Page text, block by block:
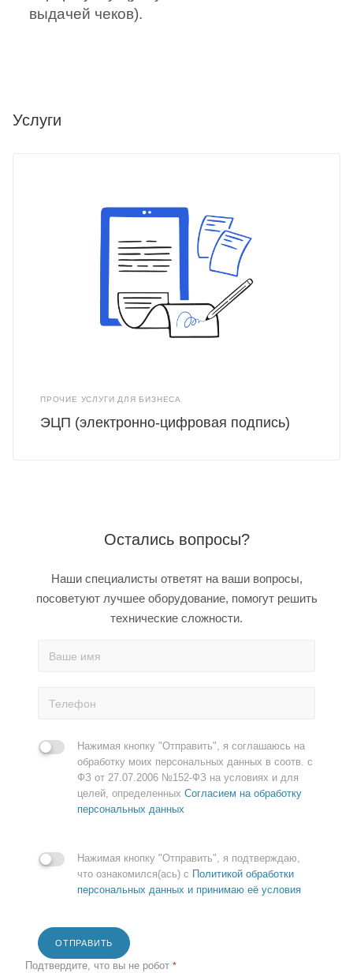
выдачей чеков).
Услуги
ПРОЧИЕ УСЛУГИ ДЛЯ БИЗНЕСА
ЭЦП (электронно-цифровая подпись)
Остались вопросы?
Наши специалисты ответят на ваши вопросы,
посоветуют лучшее оборудование, помогут решить
технические сложности.
Нажимая кнопку "Отправить", я соглашаюсь на
обработку моих персональных данных в соотв. с
ФЗ от 27.07.2006 №152-ФЗ на условиях и для
целей, определенных Согласием на обработку
персональных данных
Нажимая кнопку "Отправить", я подтверждаю,
что ознакомился(ась) с Политикой обработки
персональных данных и принимаю её условия
ОТПРАВИТЬ
Подтвердите, что вы не робот *